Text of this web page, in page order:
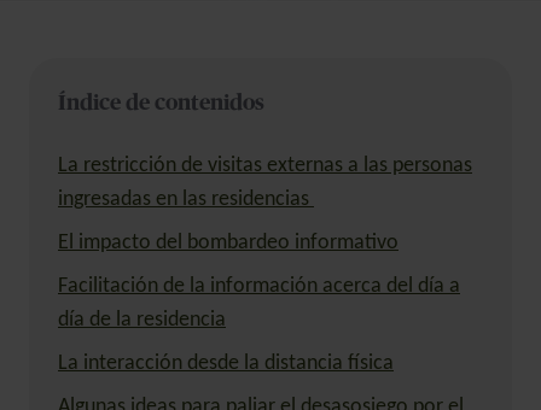
Índice de contenidos
La restricción de visitas externas a las personas
ingresadas en las residencias
El impacto del bombardeo informativo
Facilitación de la información acerca del día a
día de la residencia
La interacción desde la distancia física